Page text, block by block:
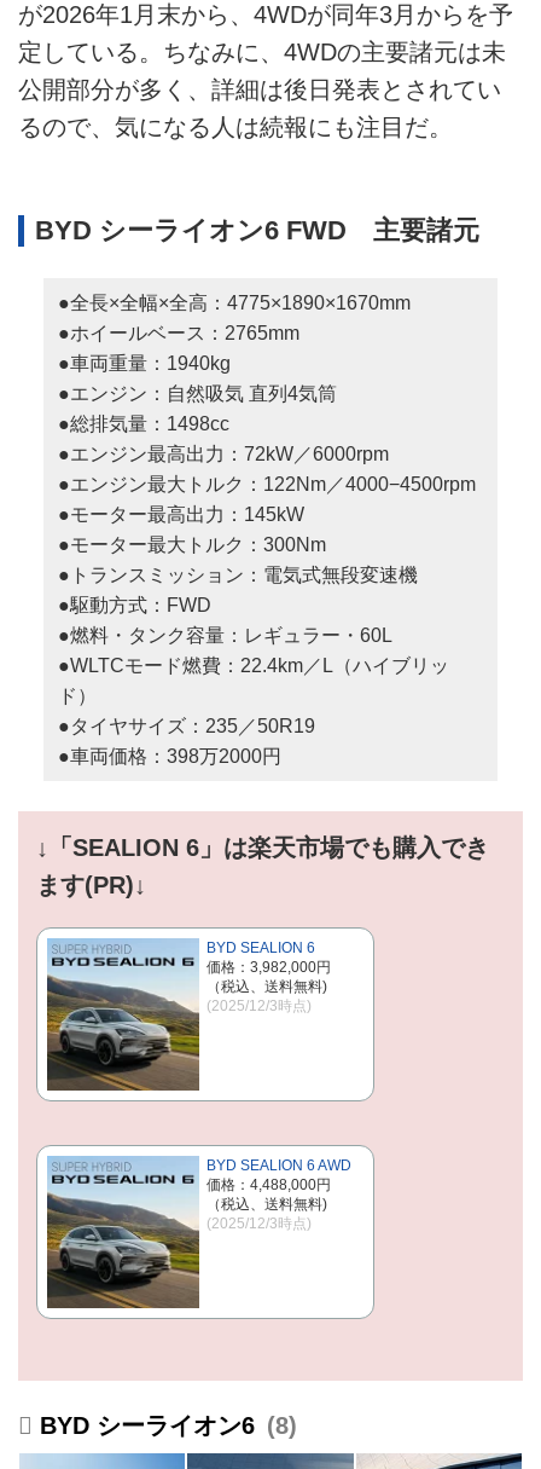
が2026年1月末から、4WDが同年3月からを予
定している。ちなみに、4WDの主要諸元は未
公開部分が多く、詳細は後日発表とされてい
るので、気になる人は続報にも注目だ。
BYD シーライオン6 FWD 主要諸元
●全長×全幅×全高：4775×1890×1670mm
●ホイールベース：2765mm
●車両重量：1940kg
●エンジン：自然吸気 直列4気筒
●総排気量：1498cc
●エンジン最高出力：72kW／6000rpm
●エンジン最大トルク：122Nm／4000−4500rpm
●モーター最高出力：145kW
●モーター最大トルク：300Nm
●トランスミッション：電気式無段変速機
●駆動方式：FWD
●燃料・タンク容量：レギュラー・60L
●WLTCモード燃費：22.4km／L（ハイブリッ
ド）
●タイヤサイズ：235／50R19
●車両価格：398万2000円
↓「SEALION 6」は楽天市場でも購入でき
ます(PR)↓
BYD SEALION 6
価格：3,982,000円
（税込、送料無料)
(2025/12/3時点)
BYD SEALION 6 AWD
価格：4,488,000円
（税込、送料無料)
(2025/12/3時点)
BYD シーライオン6 8